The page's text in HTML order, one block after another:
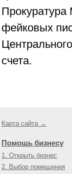
фейковых
счета.
Карта сайта →
Помощь бизнесу
1. Открыть бизнес
2. Выбор помещения